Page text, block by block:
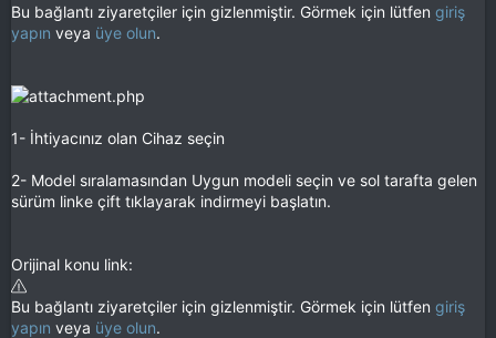
Bu bağlantı ziyaretçiler için gizlenmiştir. Görmek için lütfen giriş
yapın veya üye olun.
1- İhtiyacınız olan Cihaz seçin
2- Model sıralamasından Uygun modeli seçin ve sol tarafta gelen
sürüm linke çift tıklayarak indirmeyi başlatın.
Orijinal konu link:
Bu bağlantı ziyaretçiler için gizlenmiştir. Görmek için lütfen giriş
yapın veya üye olun.